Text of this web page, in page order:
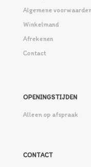
Algemene
Winkelmand
Afrekenen
Contact
OPENINGSTIJDEN
Alleen op afspraak
CONTACT